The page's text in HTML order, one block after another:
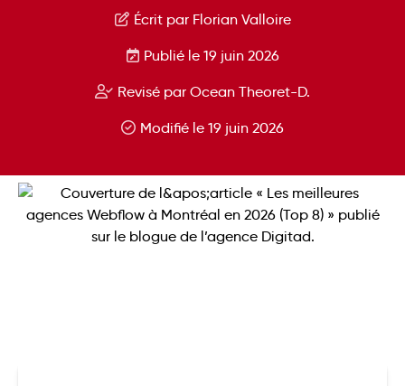
Écrit par Florian Valloire
Publié le 19 juin 2026
Revisé par Ocean Theoret-D.
Modifié le 19 juin 2026